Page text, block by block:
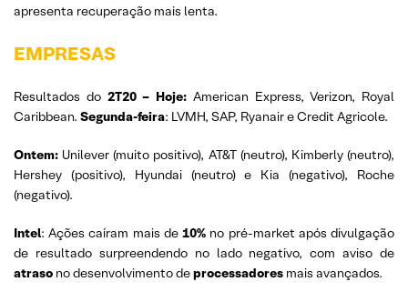
apresenta recuperação mais lenta.
EMPRESAS
Resultados do 2T20 – Hoje: American Express, Verizon, Royal
Caribbean. Segunda-feira: LVMH, SAP, Ryanair e Credit Agricole.
Ontem: Unilever (muito positivo), AT&T (neutro), Kimberly (neutro),
Hershey (positivo), Hyundai (neutro) e Kia (negativo), Roche
(negativo).
Intel: Ações caíram mais de10% no pré-market após divulgação
de resultado surpreendendo no lado negativo, com aviso de
atraso no desenvolvimento deprocessadores mais avançados.